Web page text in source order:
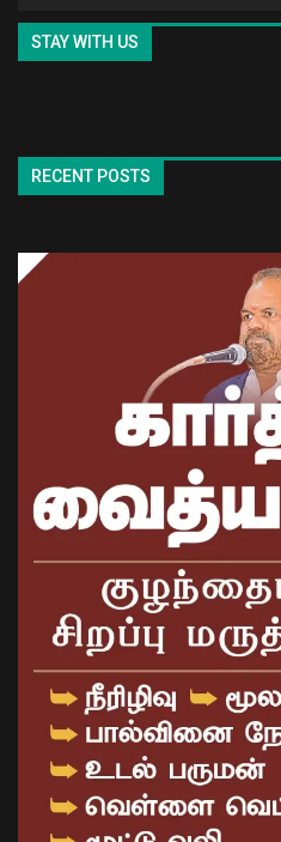
STAY WITH US
RECENT POSTS